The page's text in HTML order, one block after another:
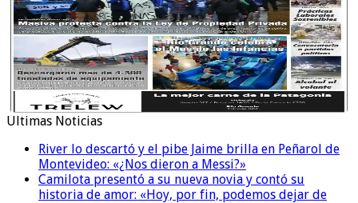
Ultimas Noticias
River lo descartó y el pibe Jaime brilla en Peñarol de
Montevideo: «¿Nos dieron a Messi?»
Camilota presentó a su nueva novia y contó su
historia de amor: «Hoy, por fin, podemos dejar de